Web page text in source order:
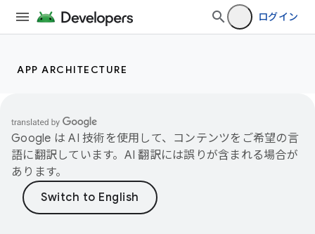
ログイン
APP ARCHITECTURE
Google は AI 技術を使用して、コンテンツをご希望の言
語に翻訳しています。AI 翻訳には誤りが含まれる場合が
あります。